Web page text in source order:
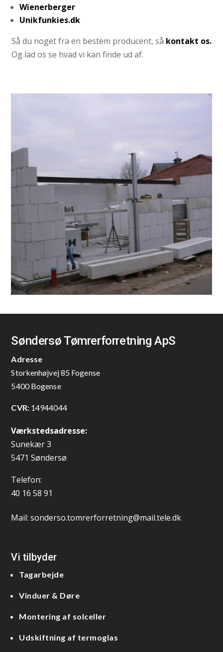
Wienerberger
Unikfunkies.dk
Så du noget fra en bestem producent, så kontakt os.
Og lad os se hvad vi kan finde ud af.
Søndersø Tømrerforretning ApS
Adresse
Storkenhøjvej 85 Fogense
5400 Bogense
CVR:14944044
Værkstedsadresse:
Sunekær 3
5471 Søndersø
Telefon:
40 16 58 91
Mail:sonderso.tomrerforretning@mail.tele.dk
Vi tilbyder
Tagarbejde
Vinduer & Døre
Montering af solceller
Udskiftning af termoglas